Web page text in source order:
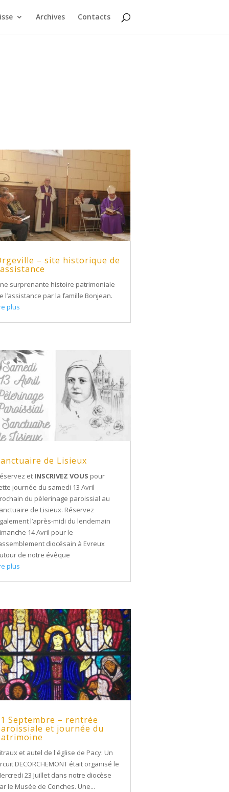
Archives Contacts
– site historique de
surprenante histoire patrimoniale
l’assistance par la famille Bonjean.
plus
de Lisieux
et INSCRIVEZ VOUS pour
journée du samedi 13 Avril
du pèlerinage paroissial au
de Lisieux. Réservez
l’après-midi du lendemain
14 Avril pour le
diocésain à Evreux
de notre évêque
plus
Septembre – rentrée
et journée du
et autel de l'église de Pacy: Un
DECORCHEMONT était organisé le
23 Juillet dans notre diocèse
le Musée de Conches. Une...